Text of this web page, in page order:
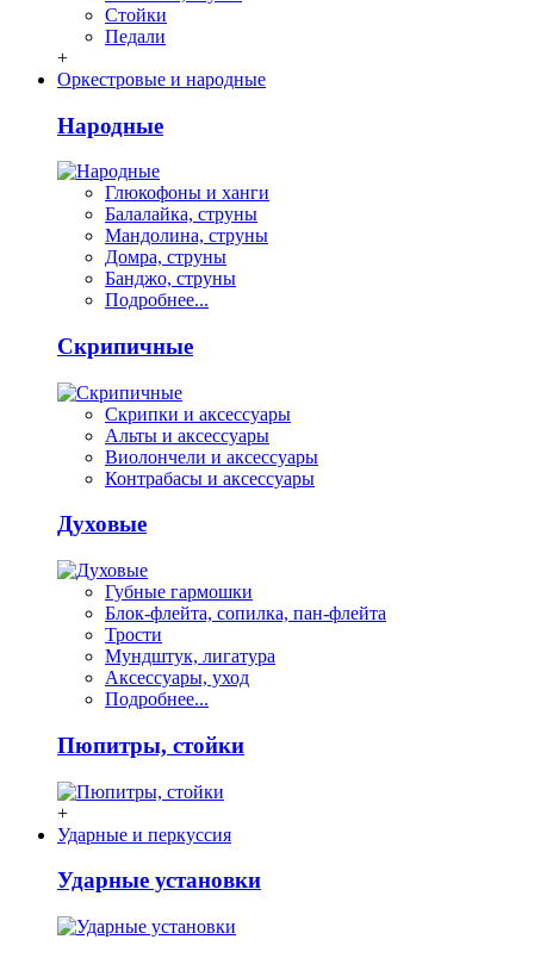
Стойки
Педали
+
Оркестровые и народные
Народные
Глюкофоны и ханги
Балалайка, струны
Мандолина, струны
Домра, струны
Банджо, струны
Подробнее...
Скрипичные
Скрипки и аксессуары
Альты и аксессуары
Виолончели и аксессуары
Контрабасы и аксессуары
Духовые
Губные гармошки
Блок-флейта, сопилка, пан-флейта
Трости
Мундштук, лигатура
Аксессуары, уход
Подробнее...
Пюпитры, стойки
+
Ударные и перкуссия
Ударные установки